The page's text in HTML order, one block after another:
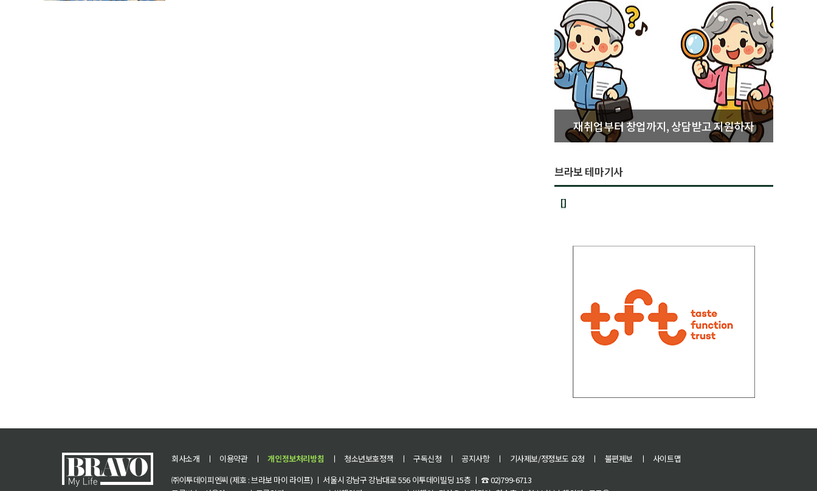
재취업부터 창업까지, 상담받고 지원하자
브라보 테마기사
[]
회사소개 ㅣ 이용약관 ㅣ 개인정보처리방침 ㅣ 청소년보호정책 ㅣ 구독신청 ㅣ 공지사항 ㅣ 기사제보/정정보도 요청 ㅣ 불편제보 ㅣ
사이트맵
㈜이투데이피엔씨 (제호 : 브라보 마이 라이프) ㅣ 서울시 강남구 강남대로 556 이투데이빌딩 15층 ㅣ ☎ 02)799-6713